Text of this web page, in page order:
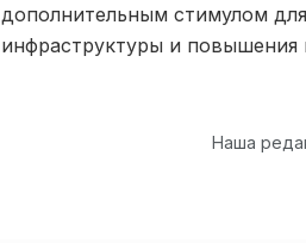
дополнительным стимулом
инфраструктуры и повышения
Наша